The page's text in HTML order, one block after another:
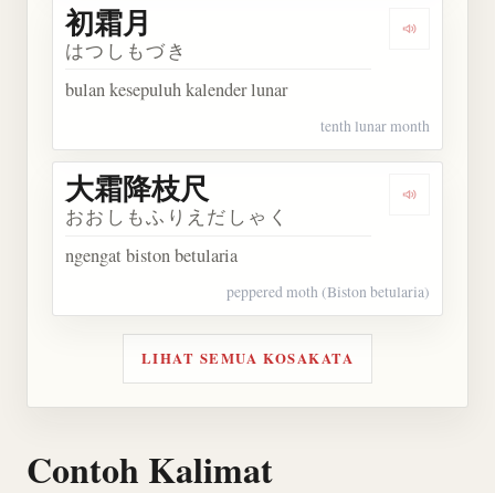
Dengarkan
初霜月
はつしもづき
bulan kesepuluh kalender lunar
tenth lunar month
Dengarkan
大霜降枝尺
おおしもふりえだしゃく
ngengat biston betularia
peppered moth (Biston betularia)
LIHAT SEMUA KOSAKATA
Contoh Kalimat